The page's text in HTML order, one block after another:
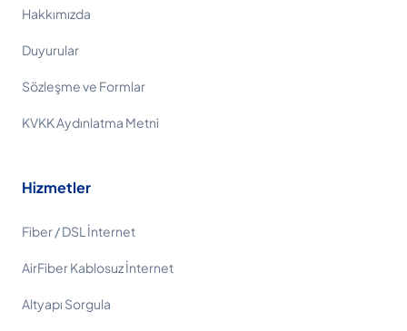
Hakkımızda
Duyurular
Sözleşme ve Formlar
KVKK Aydınlatma Metni
Hizmetler
Fiber / DSL İnternet
AirFiber Kablosuz İnternet
Altyapı Sorgula